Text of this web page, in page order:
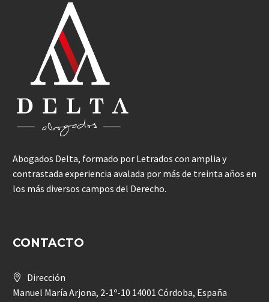
Abogados Delta, formado por Letrados con amplia y
contrastada experiencia avalada por más de treinta años en
los más diversos campos del Derecho.
CONTACTO
Dirección
Manuel María Arjona, 2-1º-10 14001 Córdoba, España